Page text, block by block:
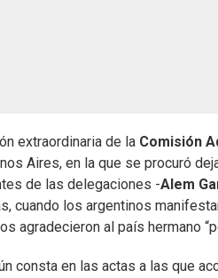
extraordinaria de la Comisión
Aires, en la que se procuró
de las delegaciones -Alem
cuando los argentinos
agradecieron al país hermano
consta en las actas a las que